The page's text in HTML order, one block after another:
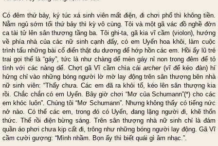
Có đêm thứ bảy, ký túc xá sinh viên mất điện, đi chơi phố thì không tiền.
Nằm ngủ sớm tối thứ bảy thì kỳ vô cùng. Tôi và một gã vác đồ nghề đờn
ca tài tử lên sân thượng tầng ba. Tôi ghi-ta, gã kia vĩ cầm (violon), hướng
về phía nhà của các nữ sinh cạnh đấy, có em Uyển hoa khôi, làm cuộc
trình tấu những bài cổ điển thật du dương để hớp hồn các em. Hồi ấy lũ trẻ
trai gọi thế là “gáy”, tức là như chàng dế mèn gáy nỉ non trong đêm để tỏ
tình với các nàng dế. Chợt gã Vĩ cầm chìa cáiarcher(vĩ để kéo đàn) hí
hửng chỉ vào những bóng người lờ mờ lay động trên sân thượng bên nhà
nữ sinh viên: “Thấy chưa. Các em đã ra khỏi tổ, kéo lên sân thượng kia
rồi. Chắc chắn có em Uyển. Bây giờ chơi “Mơ của Schumann”(*) cho các
em khóc luôn”. Chúng tôi “Mơ Schumann”. Nhưng không thấy có tiếng nức
nở nào. Có thể các em, trong đó có Uyển, đang lặng người đi, khẽ thổn
thức. Thế rồi điện bừng sáng. Trên sân thượng nhà nữ sinh chỉ là đám
quần áo phơi chưa kịp cất đi, trông như những bóng người lay động. Gã Vĩ
cầm cười gượng: “Mình nhầm. Bọn ấy thì biết quái gì âm nhạc.”.